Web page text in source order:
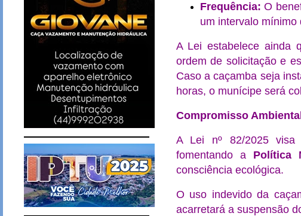
Frequência: O
um intervalo mínimo
A Lei estabelece ainda
ordem de solicitação e
Caso a caçamba seja
horas, o munícipe será
Compromisso
A Lei nº 82/2025 visa
fomentando a Política
consciência ecológica.
O uso indevido da
acarretará a suspensão